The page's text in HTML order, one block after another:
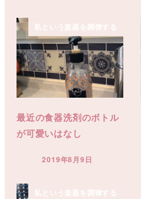
私という楽器を調律する
最近の食器洗剤のボトル
が可愛いはなし
投稿日
2019年8月9日
私という楽器を調律する